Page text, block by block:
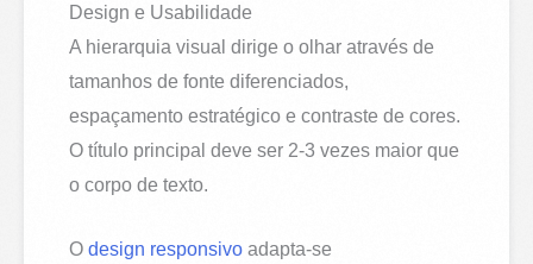
Design e Usabilidade
A hierarquia visual dirige o olhar através de
tamanhos de fonte diferenciados,
espaçamento estratégico e contraste de cores.
O título principal deve ser 2-3 vezes maior que
o corpo de texto.
Odesign responsivo adapta-se